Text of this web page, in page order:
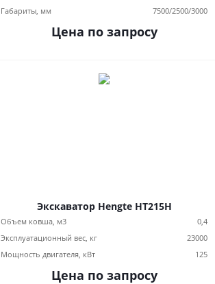
Габариты, мм
7500/2500/3000
Цена по запросу
Экскаватор Hengte HT215H
Объем ковша, м3
0,4
Эксплуатационный вес, кг
23000
Мощность двигателя, кВт
125
Цена по запросу